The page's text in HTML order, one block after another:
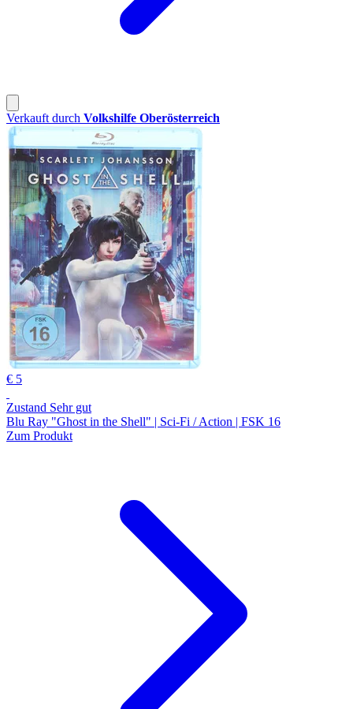
Verkauft durch Volkshilfe Oberösterreich
€ 5
Zustand Sehr gut
Blu Ray "Ghost in the Shell" | Sci-Fi / Action | FSK 16
Zum Produkt